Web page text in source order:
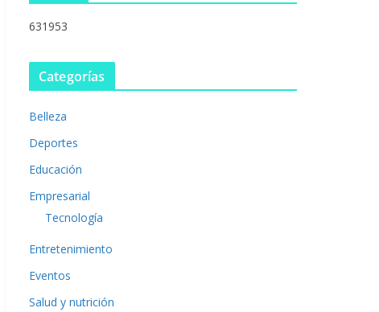
631953
Categorías
Belleza
Deportes
Educación
Empresarial
Tecnología
Entretenimiento
Eventos
Salud y nutrición